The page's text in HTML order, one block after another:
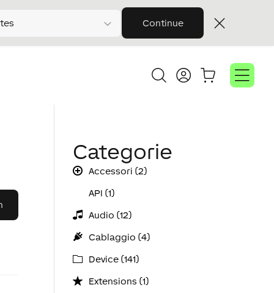
Continue
Categorie
Accessori (2)
API (1)
Audio (12)
Cablaggio (4)
Device (141)
Extensions (1)